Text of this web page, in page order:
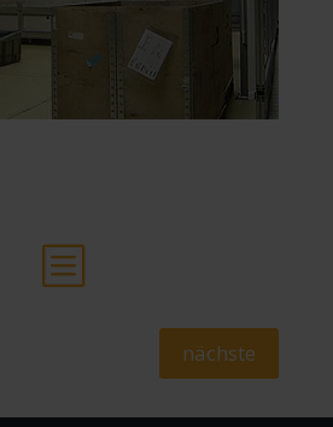
b
nächste